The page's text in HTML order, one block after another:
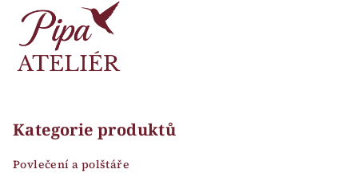
Kategorie produktů
Povlečení a polštáře